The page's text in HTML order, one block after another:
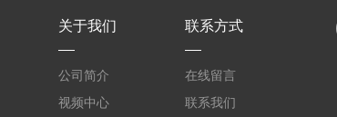
关于我们
公司简介
视频中心
联系方式
在线留言
联系我们